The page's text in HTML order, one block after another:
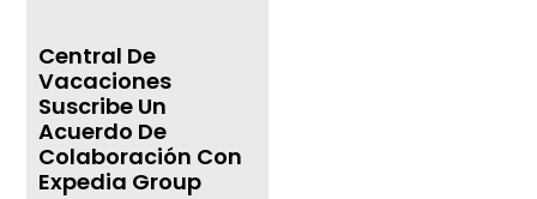
Central De
Vacaciones
Suscribe Un
Acuerdo De
Colaboración Con
Expedia Group